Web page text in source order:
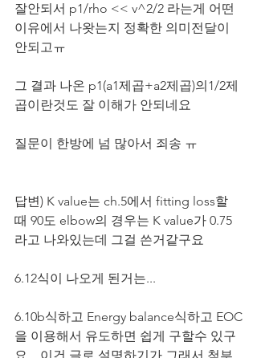
잘안되서 p1/rho << v^2/2 라는게 어떤
이유에서 나왓는지 정확한 의미전달이
안되고ㅠ
그 결과 나온 p1(a1제곱+a2제곱)의1/2제
곱이란것도 잘 이해가 안되네요
질문이 한방에 넘 많아서 죄송 ㅠ
답변) K value는 ch.5에서 fitting loss할
때 90도 elbow의 경우는 K value가 0.75
라고 나와있는데 그걸 쓴거같구요
6.12식이 나오게 된거는...
6.10b식하고 Energy balance식하고 EOC
을 이용해서 유도하면 쉽게 구할수 있구